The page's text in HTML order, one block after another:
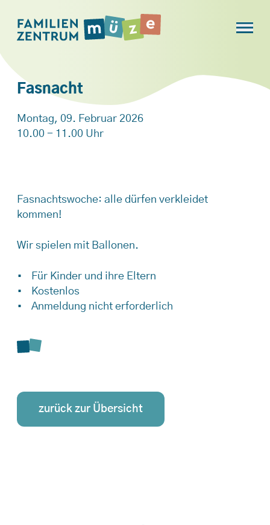
Fasnacht
Montag, 09. Februar 2026
10.00 - 11.00 Uhr
Fasnachtswoche: alle dürfen verkleidet
kommen!
Wir spielen mit Ballonen.
Für Kinder und ihre Eltern
Kostenlos
Anmeldung nicht erforderlich
zurück zur Übersicht